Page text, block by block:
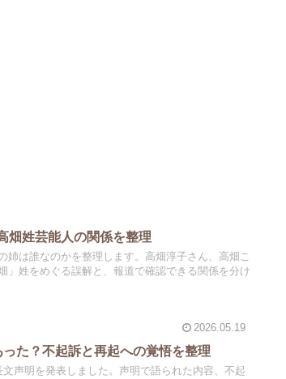
畑姓芸能人の関係を整理
は誰なのかを整理します。高畑淳子さん、高畑こ
」姓をめぐる誤解と、報道で確認できる関係を分け
2026.05.19
た？不起訴と再起への覚悟を整理
声明を発表しました。声明で語られた内容、不起